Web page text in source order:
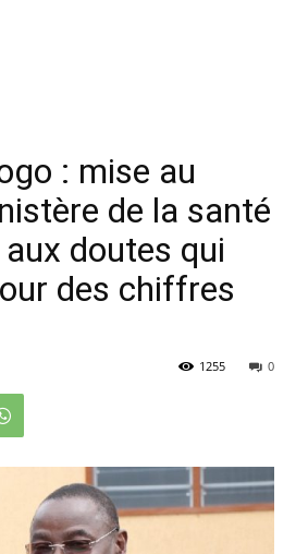
: mise au
de la santé
doutes qui
des chiffres
0
1255